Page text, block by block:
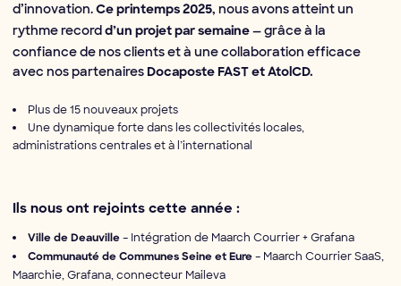
d’innovation. Ce printemps 2025, nous avons atteint un
rythme record d’un projet par semaine — grâce à la
confiance de nos clients et à une collaboration efficace
avec nos partenaires Docaposte FAST et AtolCD.
Plus de 15 nouveaux projets
Une dynamique forte dans les collectivités locales,
administrations centrales et à l’international
Ils nous ont rejoints cette année :
Ville de Deauville – Intégration de Maarch Courrier + Grafana
Communauté de Communes Seine et Eure – Maarch Courrier SaaS,
Maarchie, Grafana, connecteur Maileva